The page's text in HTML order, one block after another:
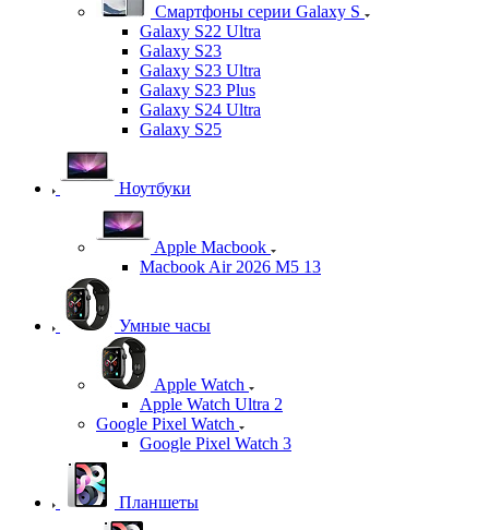
Смартфоны серии Galaxy S
Galaxy S22 Ultra
Galaxy S23
Galaxy S23 Ultra
Galaxy S23 Plus
Galaxy S24 Ultra
Galaxy S25
Ноутбуки
Apple Macbook
Macbook Air 2026 M5 13
Умные часы
Apple Watch
Apple Watch Ultra 2
Google Pixel Watch
Google Pixel Watch 3
Планшеты